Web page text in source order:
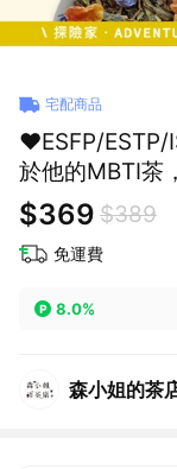
宅配商品
♥ESFP/ESTP/
於他的MBTI茶
味〕
$369 $389
免運費
8.0%
森小姐的茶